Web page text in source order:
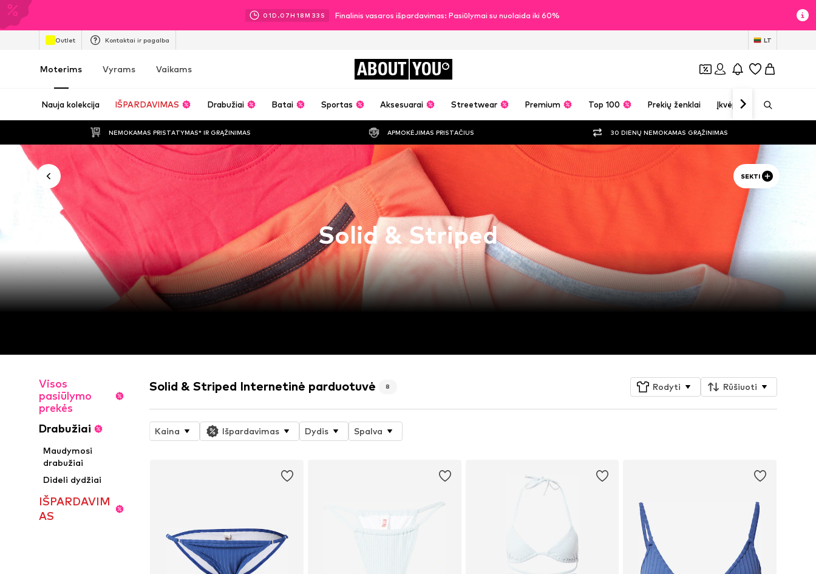
01D.07H 18M 32 S Finalinis vasaros išpardavimas: Pasiūlymai su nuolaida iki 60%
Outlet Kontaktai ir pagalba LT
Moterims Vyrams Vaikams ABOUT YOU
Nauja kolekcija IŠPARDAVIMAS Drabužiai Batai Sportas Aksesuarai Streetwear Premium Top 100 Prekių ženklai Įkvėpimas
NEMOKAMAS PRISTATYMAS* IR GRĄŽINIMAS APMOKĖJIMAS PRISTAČIUS 30 DIENŲ NEMOKAMAS GRĄŽINIMAS
SEKTI
Solid & Striped
Visos
pasiūlymo
prekės
Drabužiai
Maudymosi
drabužiai
Dideli dydžiai
IŠPARDAVIM
AS
Solid & Striped Internetinė parduotuvė 8 Rodyti Rūšiuoti
Kaina Išpardavimas Dydis Spalva